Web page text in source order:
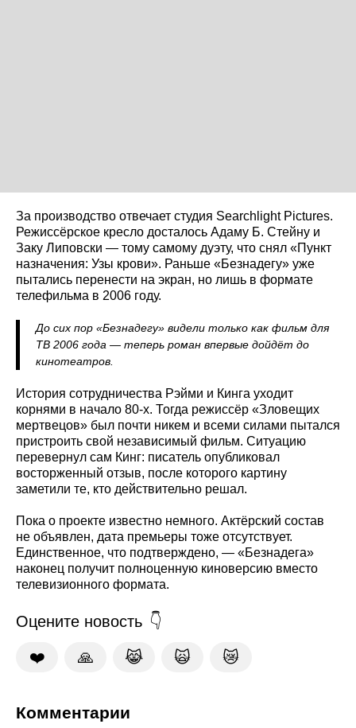
За производство отвечает студия Searchlight Pictures.
Режиссёрское кресло досталось Адаму Б. Стейну и
Заку Липовски — тому самому дуэту, что снял «Пункт
назначения: Узы крови». Раньше «Безнадегу» уже
пытались перенести на экран, но лишь в формате
телефильма в 2006 году.
До сих пор «Безнадегу» видели только как фильм для
ТВ 2006 года — теперь роман впервые дойдёт до
кинотеатров.
История сотрудничества Рэйми и Кинга уходит
корнями в начало 80-х. Тогда режиссёр «Зловещих
мертвецов» был почти никем и всеми силами пытался
пристроить свой независимый фильм. Ситуацию
перевернул сам Кинг: писатель опубликовал
восторженный отзыв, после которого картину
заметили те, кто действительно решал.
Пока о проекте известно немного. Актёрский состав
не объявлен, дата премьеры тоже отсутствует.
Единственное, что подтверждено, — «Безнадега»
наконец получит полноценную киноверсию вместо
телевизионного формата.
Оцените новость
❤️ 🙏 😹 🙀 😿
Комментарии